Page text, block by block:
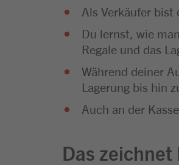
Als Verkäufer
Du lernst, wie
Regale und das
Während deiner
Lagerung bis hin
Auch an der
Das zeichnet